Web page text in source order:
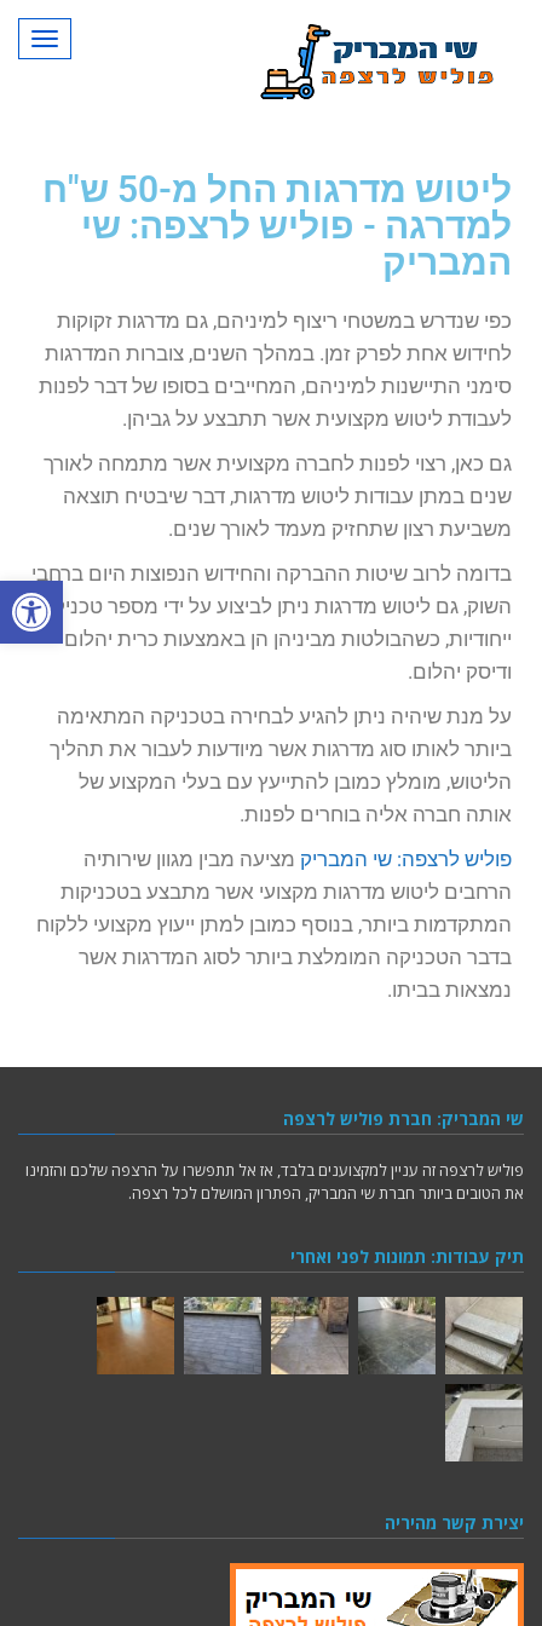
פתח
ליטוש מדרגות החל מ-50 ש"ח
למדרגה - פוליש לרצפה: שי
המבריק
כפי שנדרש במשטחי ריצוף למיניהם, גם מדרגות זקוקות
לחידוש אחת לפרק זמן. במהלך השנים, צוברות המדרגות
סימני התיישנות למיניהם, המחייבים בסופו של דבר לפנות
לעבודת ליטוש מקצועית אשר תתבצע על גביהן.
גם כאן, רצוי לפנות לחברה מקצועית אשר מתמחה לאורך
שנים במתן עבודות ליטוש מדרגות, דבר שיבטיח תוצאה
משביעת רצון שתחזיק מעמד לאורך שנים.
בדומה לרוב שיטות ההברקה והחידוש הנפוצות היום ברחבי
השוק, גם ליטוש מדרגות ניתן לביצוע על ידי מספר טכניקות
ייחודיות, כשהבולטות מביניהן הן באמצעות כרית יהלום
ודיסק יהלום.
על מנת שיהיה ניתן להגיע לבחירה בטכניקה המתאימה
ביותר לאותו סוג מדרגות אשר מיודעות לעבור את תהליך
הליטוש, מומלץ כמובן להתייעץ עם בעלי המקצוע של
אותה חברה אליה בוחרים לפנות.
פוליש לרצפה: שי המבריק מציעה מבין מגוון שירותיה
הרחבים ליטוש מדרגות מקצועי אשר מתבצע בטכניקות
המתקדמות ביותר, בנוסף כמובן למתן ייעוץ מקצועי ללקוח
בדבר הטכניקה המומלצת ביותר לסוג המדרגות אשר
נמצאות בביתו.
שי המבריק: חברת פוליש לרצפה
פוליש לרצפה זה עניין למקצוענים בלבד, אז אל תתפשרו על הרצפה שלכם והזמינו
את הטובים ביותר חברת שי המבריק, הפתרון המושלם לכל רצפה.
תיק עבודות: תמונות לפני ואחרי
יצירת קשר מהיריה